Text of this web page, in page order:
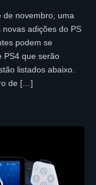
de novembro, uma
adições do PS
podem se
PS4 que serão
listados abaixo.
de […]